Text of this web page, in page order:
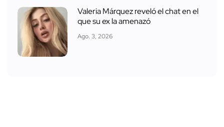
Valeria Márquez reveló el chat en el
que su ex la amenazó
Ago. 3, 2026